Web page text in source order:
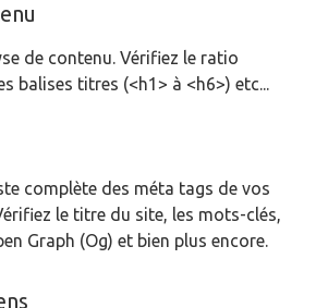
de contenu. Vérifiez le ratio
balises titres (<h1> à <h6>) etc...
complète des méta tags de vos
le titre du site, les mots-clés,
Graph (Og) et bien plus encore.